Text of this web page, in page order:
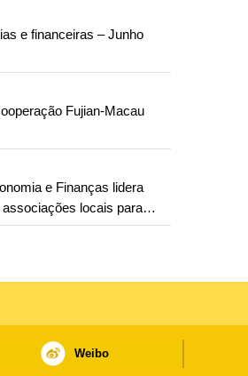
e financeiras – Junho
Fujian-Macau
e Finanças lidera
locais para
e promover os trabalhos
Weibo